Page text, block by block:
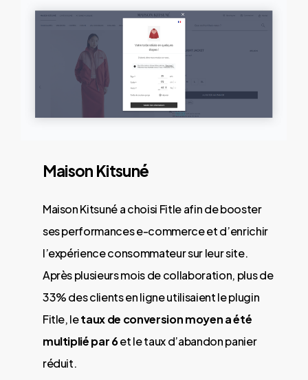
Maison Kitsuné
Maison Kitsuné a choisi Fitle afin de booster
ses performances e-commerce et d’enrichir
l’expérience consommateur sur leur site.
Après plusieurs mois de collaboration, plus de
33% des clients en ligne utilisaient le plugin
Fitle, letaux de conversion moyen a été
multiplié par 6et le taux d’abandon panier
réduit.